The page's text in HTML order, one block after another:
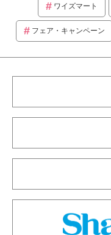
ワイズマート
フェア・キャンペーン